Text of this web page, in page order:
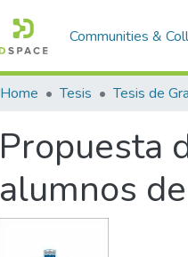
Communities &
Home Tesis Tesis de
Propuesta
alumnos